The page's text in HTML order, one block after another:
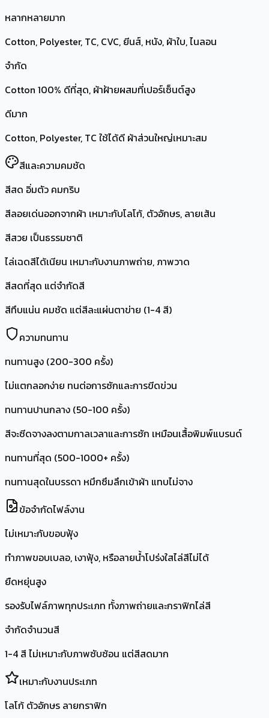
หลากหลายมาก
Cotton, Polyester, TC, CVC, ยีนส์, หนัง, ผ้าใบ, ไนลอน
จำกัด
Cotton 100% ดีที่สุด, ผ้าฝ้ายผสมที่เปอร์เซ็นต์สูง
ดีมาก
Cotton, Polyester, TC ใช้ได้ดี ผ้าส่วนใหญ่เหมาะสม
สีและความคมชัด
สีสด อิ่มตัว คมกริบ
สีลอยเด่นออกจากผ้า เหมาะกับโลโก้, ตัวอักษร, ลายเส้น
สีสวย เป็นธรรมชาติ
ไล่เฉดสีได้เนียน เหมาะกับงานภาพถ่าย, ภาพวาด
สีสดที่สุด แต่จำกัดสี
สีทึบแน่น คมชัด แต่สีละแผ่นตาข่าย (1-4 สี)
ความทนทาน
ทนทานสูง (200-300 ครั้ง)
ไม่แตกลอกง่าย ทนต่อการซักและการขีดข่วน
ทนทานปานกลาง (50-100 ครั้ง)
สีจะซีดจางลงตามกาลเวลาและการซัก เหมือนเสื้อพิมพ์แบรนด์
ทนทานที่สุด (500-1000+ ครั้ง)
ทนทานสุดในบรรดา หมึกซึมลึกเข้าผ้า แทบไม่จาง
ข้อจำกัดไฟล์งาน
ไม่เหมาะกับขอบฟุ้ง
ทำภาพขอบเบลอ, เงาฟุ้ง, หรือลายน้ำโปร่งใสไล่สีไม่ได้
ยืดหยุ่นสูง
รองรับไฟล์ภาพทุกประเภท ทั้งภาพถ่ายและกราฟิกไล่สี
จำกัดจำนวนสี
1-4 สี ไม่เหมาะกับภาพซับซ้อน แต่สีสดมาก
เหมาะกับงานประเภท
โลโก้ ตัวอักษร ลายกราฟิก